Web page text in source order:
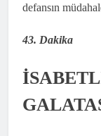
defansın
43. Dakika